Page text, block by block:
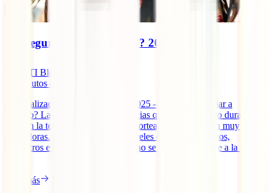
¿Es seguro viajar a México? 2025
IATI Blog
minutos de lectura
– Actualizado el 22 de agosto de 2025 – ¿Es seguro viajar a
México? La verdad es que las noticias que han aparecido durante
años en la televisión sobre el país norteamericano no son muy
alentadoras. Ciudades con altos niveles de violencia, timos,
secuestros exprés… Sin embargo, no se puede ser tajante a la hora
Leer más